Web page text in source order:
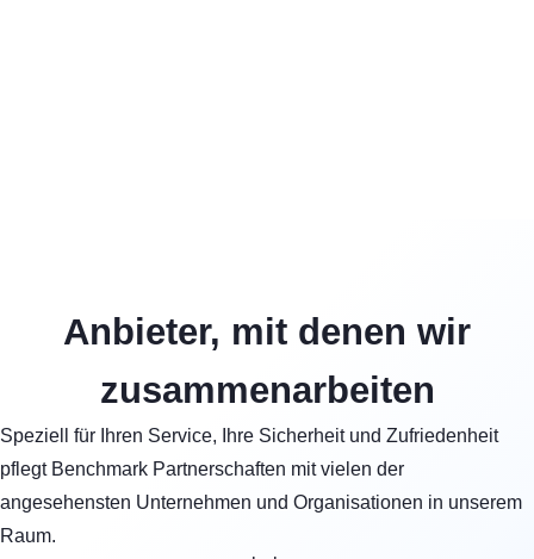
Anbieter, mit denen wir
zusammenarbeiten
Speziell für Ihren Service, Ihre Sicherheit und Zufriedenheit
pflegt Benchmark Partnerschaften mit vielen der
angesehensten Unternehmen und Organisationen in unserem
Raum.